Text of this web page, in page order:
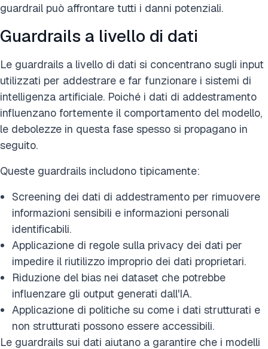
guardrail può affrontare tutti i danni potenziali.
Guardrails a livello di dati
Le guardrails a livello di dati si concentrano sugli input
utilizzati per addestrare e far funzionare i sistemi di
intelligenza artificiale. Poiché i dati di addestramento
influenzano fortemente il comportamento del modello,
le debolezze in questa fase spesso si propagano in
seguito.
Queste guardrails includono tipicamente:
Screening dei dati di addestramento per rimuovere
informazioni sensibili e informazioni personali
identificabili.
Applicazione di regole sulla privacy dei dati per
impedire il riutilizzo improprio dei dati proprietari.
Riduzione del bias nei dataset che potrebbe
influenzare gli output generati dall'IA.
Applicazione di politiche su come i dati strutturati e
non strutturati possono essere accessibili.
Le guardrails sui dati aiutano a garantire che i modelli